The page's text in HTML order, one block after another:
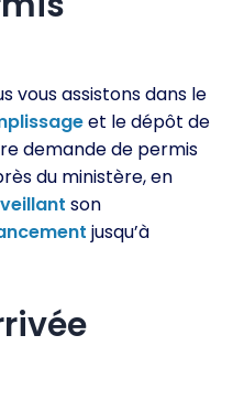
vous assistons dans le
et le dépôt de
demande de permis
du ministère, en
son
jusqu’à